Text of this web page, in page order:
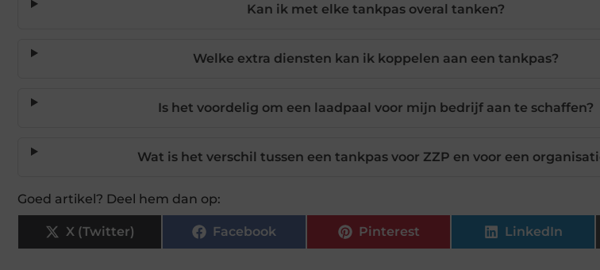
Kan ik met elke tankpas overal tanken?
Welke extra diensten kan ik koppelen aan een tankpas?
Is het voordelig om een laadpaal voor mijn bedrijf aan te schaffen?
Wat is het verschil tussen een tankpas voor ZZP en voor een
Goed artikel? Deel hem dan op:
X (Twitter) Facebook Pinterest LinkedIn